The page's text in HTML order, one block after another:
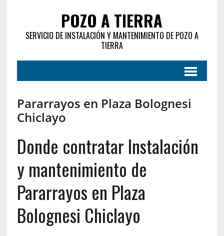
POZO A TIERRA
SERVICIO DE INSTALACIÓN Y MANTENIMIENTO DE POZO A
TIERRA
Pararrayos en Plaza Bolognesi
Chiclayo
Donde contratar Instalación
y mantenimiento de
Pararrayos en Plaza
Bolognesi Chiclayo